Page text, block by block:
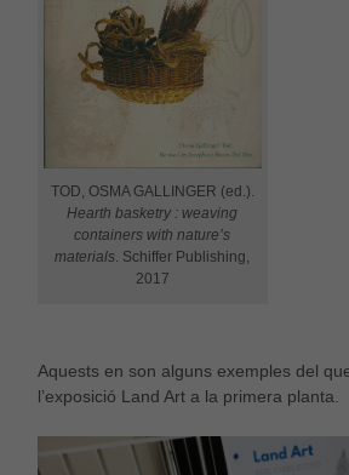
TOD, OSMA GALLINGER (ed.).
Hearth basketry : weaving
containers with nature’s
materials. Schiffer Publishing,
2017
Aquests en son alguns exemples del
l’exposició Land Art a la primera planta.